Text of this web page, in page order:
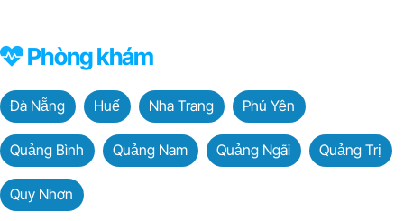
Phòng khám
Đà Nẵng Huế Nha Trang Phú Yên
Quảng Bình Quảng Nam Quảng Ngãi Quảng Trị
Quy Nhơn